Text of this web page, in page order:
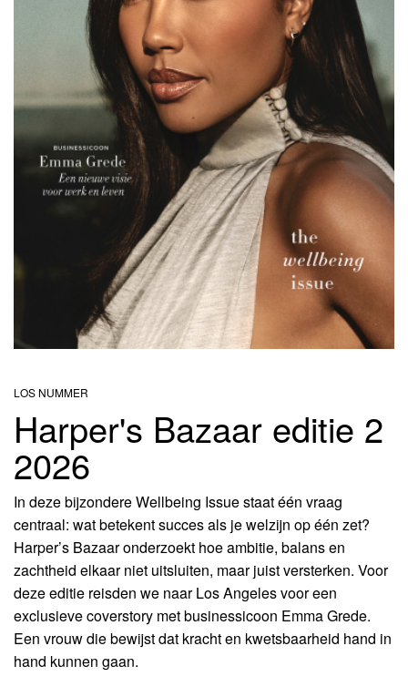
LOS NUMMER
Harper's Bazaar editie 2
2026
In deze bijzondere Wellbeing Issue staat één vraag
centraal: wat betekent succes als je welzijn op één zet?
Harper’s Bazaar onderzoekt hoe ambitie, balans en
zachtheid elkaar niet uitsluiten, maar juist versterken. Voor
deze editie reisden we naar Los Angeles voor een
exclusieve coverstory met businessicoon Emma Grede.
Een vrouw die bewijst dat kracht en kwetsbaarheid hand in
hand kunnen gaan.